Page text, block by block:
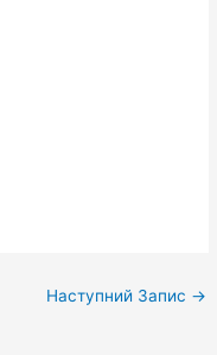
Наступний Запис →